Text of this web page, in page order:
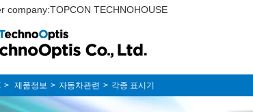
company:TOPCON TECHNOHOUSE
제품정보 자동차관련 각종 표시기